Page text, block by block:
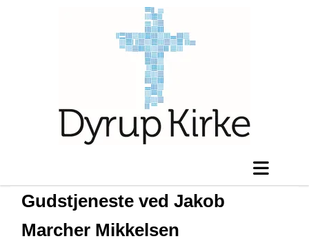
Gudstjeneste ved Jakob
Marcher Mikkelsen